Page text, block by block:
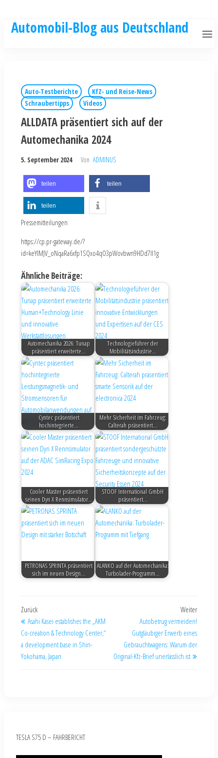
Automobil-Blog aus Deutschland
Auto-Testberichte
KfZ- und Reise-News
Schraubertipps
Videos
ALLDATA präsentiert sich auf der
Automechanika 2024
5. September 2024 Von ADMINUS
teilen teilen
teilen
Pressemitteilungen
https://cp.pr-gateway.de/?
id=keYlMJV_oNqaRa6xfp1SQxo4qO3pWovbwn9HDd7Il1g
Ähnliche Beiträge:
Automechanika 2026: Tunap
präsentiert erweiterte…
Technologieführer der
Mobilitätsindustrie…
Cyntec präsentiert
hochintegrierte…
Mehr Sicherheit im Fahrzeug:
Calterah präsentiert…
Cooler Master präsentiert
seinen Dyn X Rennsimulator…
STOOF International GmbH
präsentiert…
PETRONAS SPRINTA präsentiert
sich im neuen Design…
ALANKO auf der Automechanika:
Turbolader-Programm…
Zurück
Asahi Kasei establishes the „AKM
Co-creation & Technology Center,“
a development base in Shin-
Yokohama, Japan
Weiter
Autobetrug vermeiden!
Gutgläubiger Erwerb eines
Gebrauchtwagens: Warum der
Original-Kfz-Brief unerlässlich ist
TESLA S75 D – FAHRBERICHT